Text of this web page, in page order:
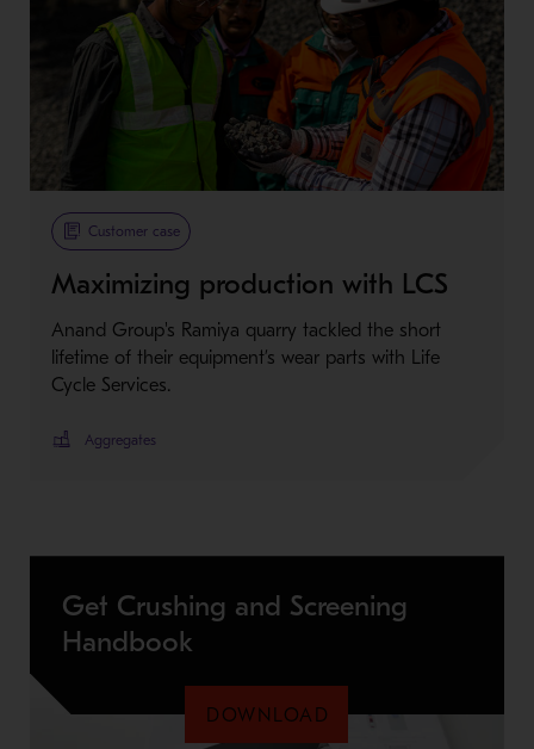
Customer case
Maximizing production with LCS
Anand Group's Ramiya quarry tackled the short
lifetime of their equipment’s wear parts with Life
Cycle Services.
Aggregates
Get Crushing and Screening
Handbook
DOWNLOAD